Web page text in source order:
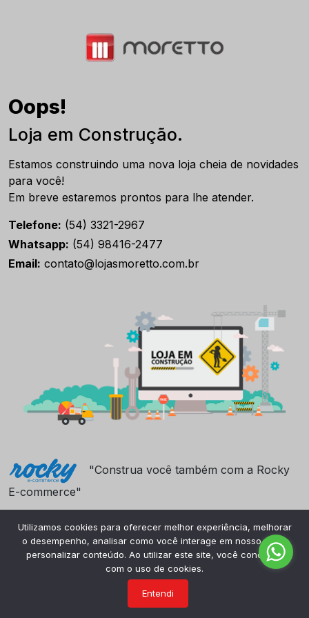
Oops!
Loja em Construção.
Estamos construindo uma nova loja cheia de novidades
para você!
Em breve estaremos prontos para lhe atender.
Telefone: (54) 3321-2967
Whatsapp: (54) 98416-2477
Email: contato@lojasmoretto.com.br
"Construa você também com a Rocky
E-commerce"
Utilizamos cookies para oferecer melhor experiência, melhorar
o desempenho, analisar como você interage em nosso site e
personalizar conteúdo. Ao utilizar este site, você concorda
com o uso de cookies.
Entendi